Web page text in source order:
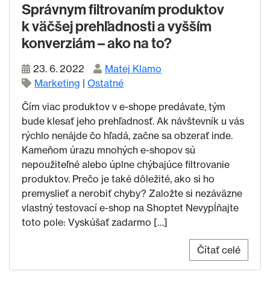
Správnym filtrovaním produktov
k väčšej prehľadnosti a vyšším
konverziám – ako na to?
23. 6. 2022
Matej Klamo
Marketing | Ostatné
Čím viac produktov v e-shope predávate, tým
bude klesať jeho prehľadnosť. Ak návštevník u vás
rýchlo nenájde čo hľadá, začne sa obzerať inde.
Kameňom úrazu mnohých e-shopov sú
nepoužiteľné alebo úplne chýbajúce filtrovanie
produktov. Prečo je také dôležité, ako si ho
premyslieť a nerobiť chyby? Založte si nezáväzne
vlastný testovací e-shop na Shoptet Nevypĺňajte
toto pole: Vyskúšať zadarmo […]
Čítať celé